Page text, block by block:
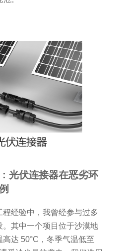
光伏连接器在恶劣环
程经验中，我曾经参与过多
。其中一个项目位于沙漠地
高达 50°C，冬季气温低至